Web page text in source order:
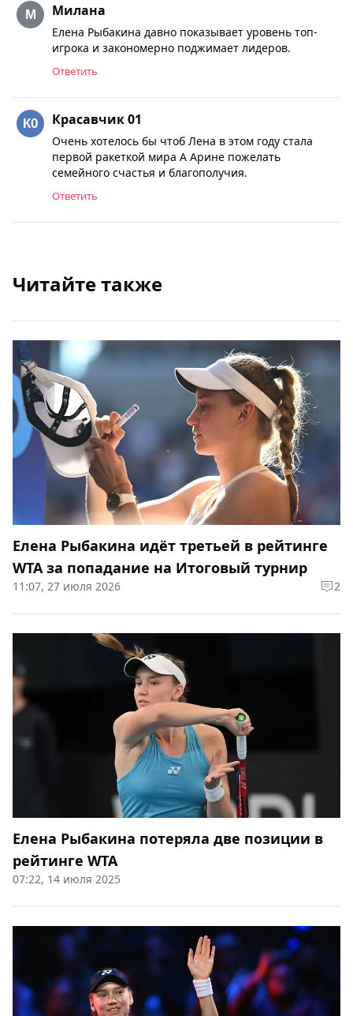
Милана
Елена Рыбакина давно показывает уровень топ-
игрока и закономерно поджимает лидеров.
Ответить
Красавчик 01
Очень хотелось бы чтоб Лена в этом году стала
первой ракеткой мира А Арине пожелать
семейного счастья и благополучия.
Ответить
Читайте также
Елена Рыбакина идёт третьей в рейтинге
WTA за попадание на Итоговый турнир
11:07, 27 июля 2026 2
Елена Рыбакина потеряла две позиции в
рейтинге WTA
07:22, 14 июля 2025